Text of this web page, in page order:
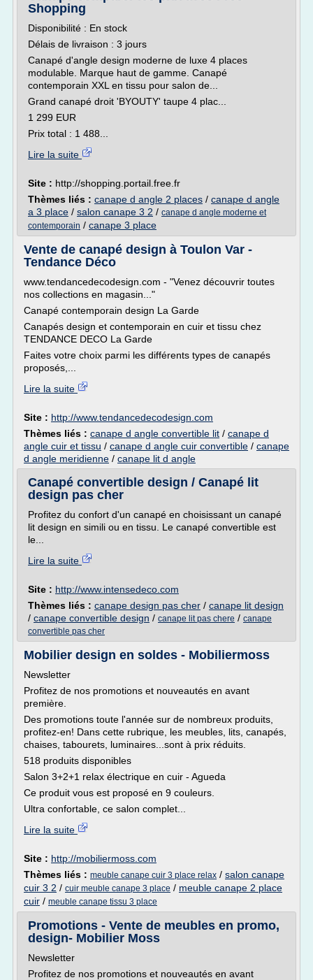
Shopping
Disponibilité : En stock
Délais de livraison : 3 jours
Canapé d'angle design moderne de luxe 4 places
modulable. Marque haut de gamme. Canapé
contemporain XXL en tissu pour salon de...
Grand canapé droit 'BYOUTY' taupe 4 plac...
1 299 EUR
Prix total : 1 488...
Lire la suite
Site : http://shopping.portail.free.fr
Thèmes liés : canape d angle 2 places / canape d angle
a 3 place / salon canape 3 2 / canape d angle moderne et
contemporain / canape 3 place
Vente de canapé design à Toulon Var -
Tendance Déco
www.tendancedecodesign.com - "Venez découvrir toutes
nos collections en magasin..."
Canapé contemporain design La Garde
Canapés design et contemporain en cuir et tissu chez
TENDANCE DECO La Garde
Faites votre choix parmi les différents types de canapés
proposés,...
Lire la suite
Site : http://www.tendancedecodesign.com
Thèmes liés : canape d angle convertible lit / canape d
angle cuir et tissu / canape d angle cuir convertible / canape
d angle meridienne / canape lit d angle
Canapé convertible design / Canapé lit
design pas cher
Profitez du confort d'un canapé en choisissant un canapé
lit design en simili ou en tissu. Le canapé convertible est
le...
Lire la suite
Site : http://www.intensedeco.com
Thèmes liés : canape design pas cher / canape lit design
/ canape convertible design / canape lit pas chere / canape
convertible pas cher
Mobilier design en soldes - Mobiliermoss
Newsletter
Profitez de nos promotions et nouveautés en avant
première.
Des promotions toute l'année sur de nombreux produits,
profitez-en! Dans cette rubrique, les meubles, lits, canapés,
chaises, tabourets, luminaires...sont à prix réduits.
518 produits disponibles
Salon 3+2+1 relax électrique en cuir - Agueda
Ce produit vous est proposé en 9 couleurs.
Ultra confortable, ce salon complet...
Lire la suite
Site : http://mobiliermoss.com
Thèmes liés : meuble canape cuir 3 place relax / salon canape
cuir 3 2 / cuir meuble canape 3 place / meuble canape 2 place
cuir / meuble canape tissu 3 place
Promotions - Vente de meubles en promo,
design- Mobilier Moss
Newsletter
Profitez de nos promotions et nouveautés en avant